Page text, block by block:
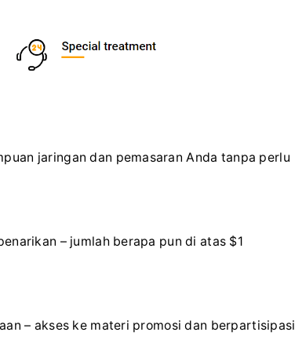
jaringan dan pemasaran Anda tanpa perlu
– jumlah berapa pun di atas $1
– akses ke materi promosi dan berpartisipasi